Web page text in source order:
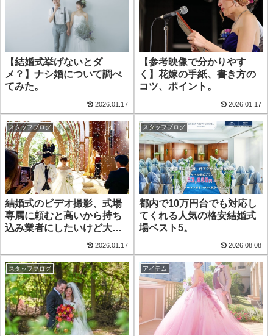
【結婚式挙げないとダ
メ？】ナシ婚について調べ
てみた。
2026.01.17
【参考映像で分かりやす
く】花嫁の手紙、書き方の
コツ、ポイント。
2026.01.17
スタッフブログ
結婚式のビデオ撮影、式場
専属に頼むと高いから持ち
込み業者にしたいけど大丈
2026.01.17
スタッフブログ
都内で10万円台でも対応し
てくれる人気の格安結婚式
場ベスト5。
2026.08.08
スタッフブログ アイテム